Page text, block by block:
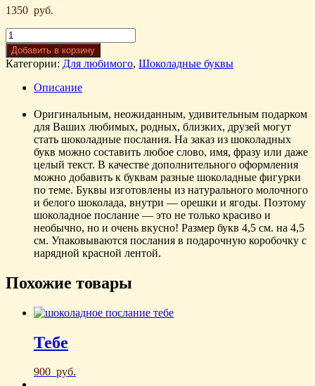
1350 руб.
Добавить в корзину
Категории: Для любимого, Шоколадные буквы
Описание
Оригинальным, неожиданным, удивительным подарком
для Ваших любимых, родных, близких, друзей могут
стать шоколадные послания. На заказ из шоколадных
букв можно составить любое слово, имя, фразу или даже
целый текст. В качестве дополнительного оформления
можно добавить к буквам разные шоколадные фигурки
по теме. Буквы изготовлены из натурального молочного
и белого шоколада, внутри — орешки и ягоды. Поэтому
шоколадное послание — это не только красиво и
необычно, но и очень вкусно! Размер букв 4,5 см. на 4,5
см. Упаковываются послания в подарочную коробочку с
нарядной красной лентой.
Похожие товары
Тебе
900 руб.